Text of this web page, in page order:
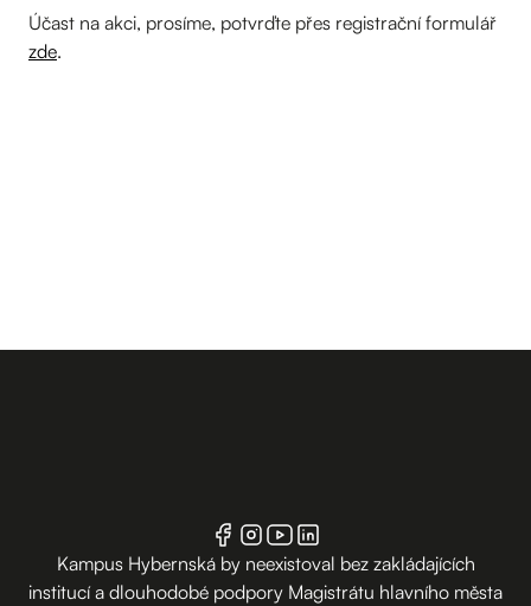
Účast na akci, prosíme, potvrďte přes registrační formulář
zde.
Kampus Hybernská by neexistoval bez zakládajících
institucí a dlouhodobé podpory Magistrátu hlavního města